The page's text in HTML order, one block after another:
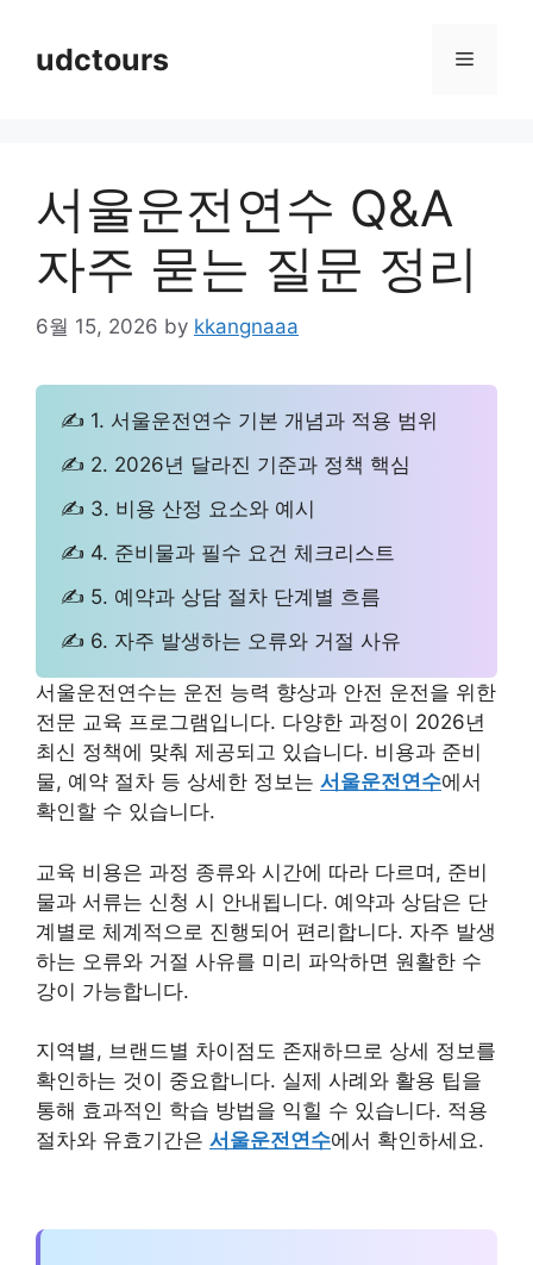
contentudctours Menu
서울운전연수 Q&A
자주 묻는 질문 정리
6월 15, 2026 by kkangnaaa
✍ 1. 서울운전연수 기본 개념과 적용 범위
✍ 2. 2026년 달라진 기준과 정책 핵심
✍ 3. 비용 산정 요소와 예시
✍ 4. 준비물과 필수 요건 체크리스트
✍ 5. 예약과 상담 절차 단계별 흐름
✍ 6. 자주 발생하는 오류와 거절 사유
서울운전연수는 운전 능력 향상과 안전 운전을 위한
전문 교육 프로그램입니다. 다양한 과정이 2026년
최신 정책에 맞춰 제공되고 있습니다. 비용과 준비
물, 예약 절차 등 상세한 정보는 서울운전연수에서
확인할 수 있습니다.
교육 비용은 과정 종류와 시간에 따라 다르며, 준비
물과 서류는 신청 시 안내됩니다. 예약과 상담은 단
계별로 체계적으로 진행되어 편리합니다. 자주 발생
하는 오류와 거절 사유를 미리 파악하면 원활한 수
강이 가능합니다.
지역별, 브랜드별 차이점도 존재하므로 상세 정보를
확인하는 것이 중요합니다. 실제 사례와 활용 팁을
통해 효과적인 학습 방법을 익힐 수 있습니다. 적용
절차와 유효기간은 서울운전연수에서 확인하세요.